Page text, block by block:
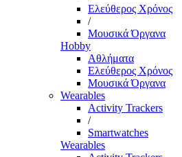
Ελεύθερος Χρόνος
/
Μουσικά Όργανα
Hobby
Αθλήματα
Ελεύθερος Χρόνος
Μουσικά Όργανα
Wearables
Activity Trackers
/
Smartwatches
Wearables